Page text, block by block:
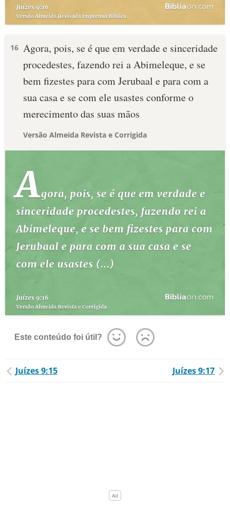
16 Agora, pois, se é que em verdade e sinceridade
procedestes, fazendo rei a Abimeleque, e se
bem fizestes para com Jerubaal e para com a
sua casa e se com ele usastes conforme o
merecimento das suas mãos
Versão Almeida Revista e Corrigida
Este conteúdo foi útil?
Juízes 9:15 Juízes 9:17